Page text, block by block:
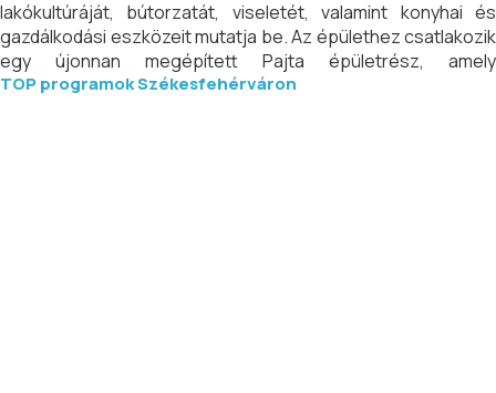
lakókultúráját, bútorzatát, viseletét, valamint konyhai és
gazdálkodási eszközeit mutatja be. Az épülethez csatlakozik
egy újonnan megépített Pajta épületrész, amely
elképzeléseink szerint a tavaszi és nyári időszakban népi
TOP programok Székesfehérváron